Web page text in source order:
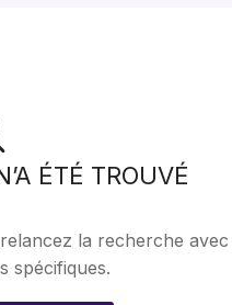
ÉTÉ TROUVÉ
la recherche avec
spécifiques.